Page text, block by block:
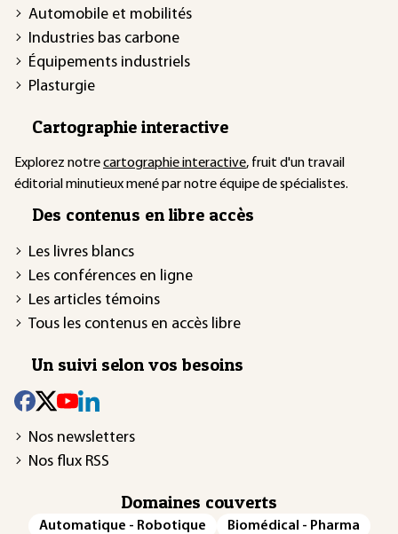
Automobile et mobilités
Industries bas carbone
Équipements industriels
Plasturgie
Cartographie interactive
Explorez notrecartographie interactive, fruit d'un travail
éditorial minutieux mené par notre équipe de spécialistes.
Des contenus en libre accès
Les livres blancs
Les conférences en ligne
Les articles témoins
Tous les contenus en accès libre
Un suivi selon vos besoins
Nos newsletters
Nos flux RSS
Domaines couverts
Automatique - Robotique
Biomédical - Pharma